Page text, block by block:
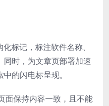
标记，标注软件名称、
时，为文章页部署加速
的闪电标呈现。
面保持内容一致，且不能